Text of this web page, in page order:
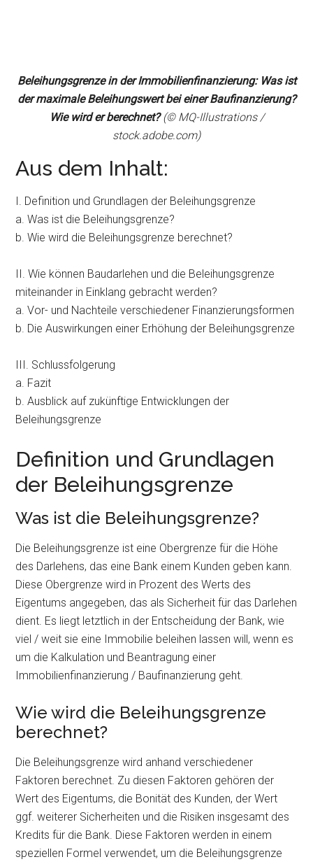
Beleihungsgrenze in der Immobilienfinanzierung: Was ist
der maximale Beleihungswert bei einer Baufinanzierung?
Wie wird er berechnet?(© MQ-Illustrations /
stock.adobe.com)
Aus dem Inhalt:
I. Definition und Grundlagen der Beleihungsgrenze
a. Was ist die Beleihungsgrenze?
b. Wie wird die Beleihungsgrenze berechnet?
II. Wie können Baudarlehen und die Beleihungsgrenze
miteinander in Einklang gebracht werden?
a. Vor- und Nachteile verschiedener Finanzierungsformen
b. Die Auswirkungen einer Erhöhung der Beleihungsgrenze
III. Schlussfolgerung
a. Fazit
b. Ausblick auf zukünftige Entwicklungen der
Beleihungsgrenze
Definition und Grundlagen
der Beleihungsgrenze
Was ist die Beleihungsgrenze?
Die Beleihungsgrenze ist eine Obergrenze für die Höhe
des Darlehens, das eine Bank einem Kunden geben kann.
Diese Obergrenze wird in Prozent des Werts des
Eigentums angegeben, das als Sicherheit für das Darlehen
dient. Es liegt letztlich in der Entscheidung der Bank, wie
viel / weit sie eine Immobilie beleihen lassen will, wenn es
um die Kalkulation und Beantragung einer
Immobilienfinanzierung / Baufinanzierung geht.
Wie wird die Beleihungsgrenze
berechnet?
Die Beleihungsgrenze wird anhand verschiedener
Faktoren berechnet. Zu diesen Faktoren gehören der
Wert des Eigentums, die Bonität des Kunden, der Wert
ggf. weiterer Sicherheiten und die Risiken insgesamt des
Kredits für die Bank. Diese Faktoren werden in einem
speziellen Formel verwendet, um die Beleihungsgrenze